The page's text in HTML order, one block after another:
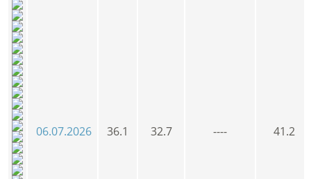
06.07.2026 36.1 32.7 ---- 41.2